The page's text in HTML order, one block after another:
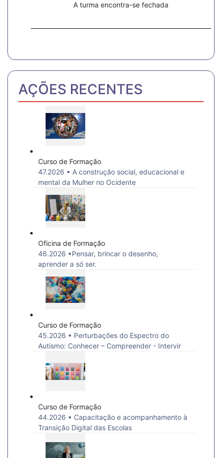
A turma encontra-se fechada
AÇÕES RECENTES
Curso de Formação
47.2026 • A construção social, educacional e
mental da Mulher no Ocidente
Oficina de Formação
46.2026 •Pensar, brincar o desenho,
aprender a só ser.
Curso de Formação
45.2026 • Perturbações do Espectro do
Autismo: Conhecer – Compreender - Intervir
Curso de Formação
44.2026 • Capacitação e acompanhamento à
Transição Digital das Escolas